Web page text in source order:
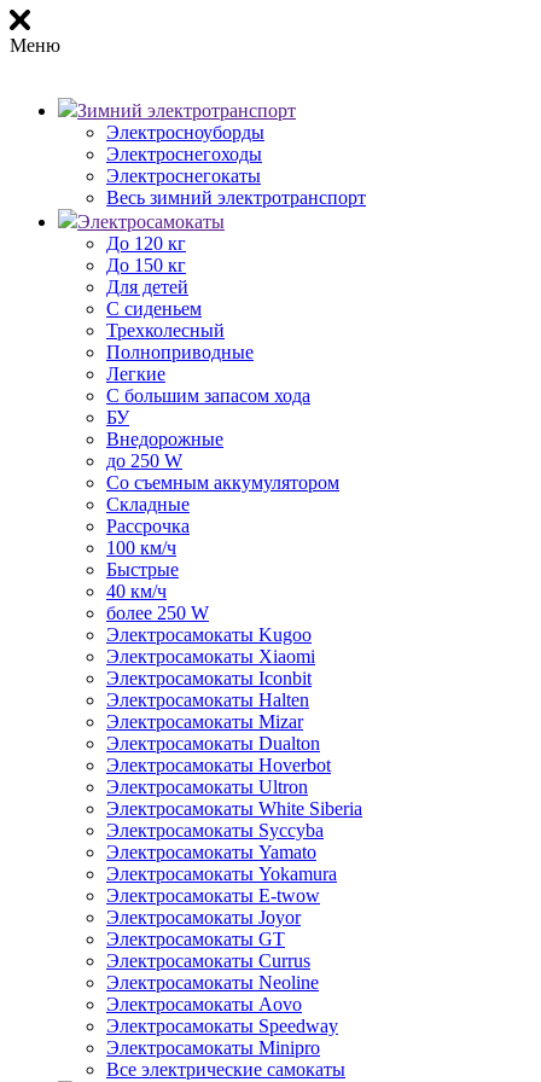
Меню
Зимний электротранспорт
Электросноуборды
Электроснегоходы
Электроснегокаты
Весь зимний электротранспорт
Электросамокаты
До 120 кг
До 150 кг
Для детей
С сиденьем
Трехколесный
Полноприводные
Легкие
С большим запасом хода
БУ
Внедорожные
до 250 W
Со съемным аккумулятором
Складные
Рассрочка
100 км/ч
Быстрые
40 км/ч
более 250 W
Электросамокаты Kugoo
Электросамокаты Xiaomi
Электросамокаты Iconbit
Электросамокаты Halten
Электросамокаты Mizar
Электросамокаты Dualton
Электросамокаты Hoverbot
Электросамокаты Ultron
Электросамокаты White Siberia
Электросамокаты Syccyba
Электросамокаты Yamato
Электросамокаты Yokamura
Электросамокаты E-twow
Электросамокаты Joyor
Электросамокаты GT
Электросамокаты Currus
Электросамокаты Neoline
Электросамокаты Aovo
Электросамокаты Speedway
Электросамокаты Minipro
Все электрические самокаты